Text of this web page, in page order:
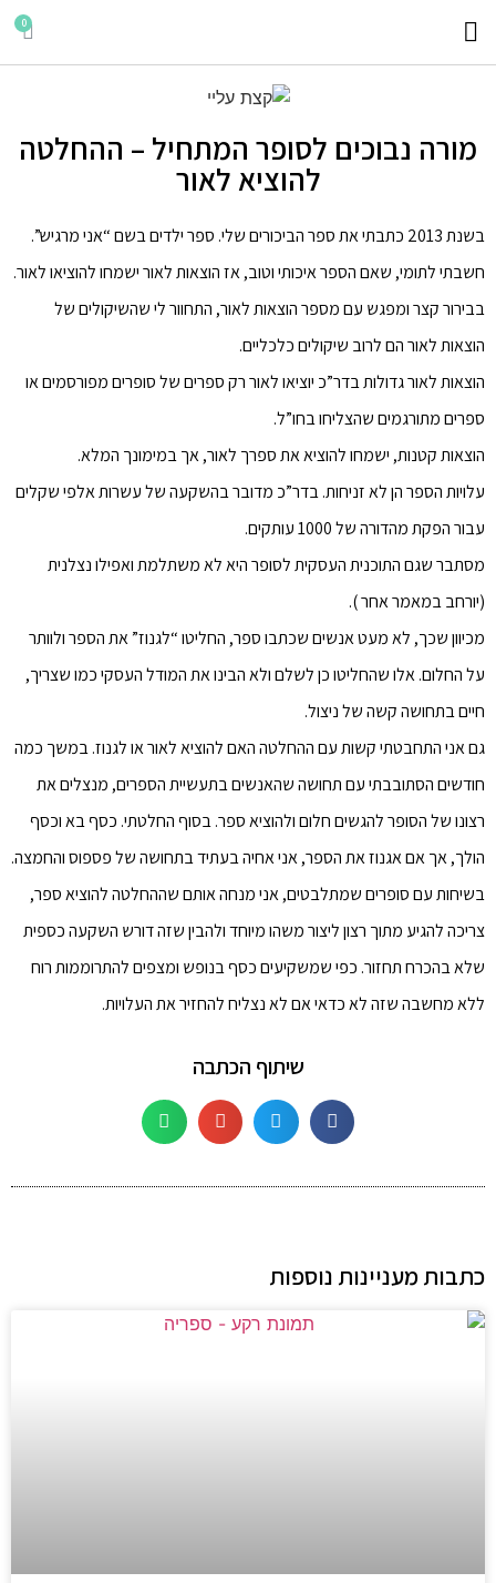
מורה נבוכים לסופר המתחיל – ההחלטה
להוציא לאור
בשנת 2013 כתבתי את ספר הביכורים שלי. ספר ילדים בשם “אני מרגיש”.
חשבתי לתומי, שאם הספר איכותי וטוב, אז הוצאות לאור ישמחו להוציאו לאור.
בבירור קצר ומפגש עם מספר הוצאות לאור, התחוור לי שהשיקולים של
הוצאות לאור הם לרוב שיקולים כלכליים.
הוצאות לאור גדולות בדר”כ יוציאו לאור רק ספרים של סופרים מפורסמים או
ספרים מתורגמים שהצליחו בחו”ל.
הוצאות קטנות, ישמחו להוציא את ספרך לאור, אך במימונך המלא.
עלויות הספר הן לא זניחות. בדר”כ מדובר בהשקעה של עשרות אלפי שקלים
עבור הפקת מהדורה של 1000 עותקים.
מסתבר שגם התוכנית העסקית לסופר היא לא משתלמת ואפילו נצלנית
(יורחב במאמר אחר ).
מכיוון שכך, לא מעט אנשים שכתבו ספר, החליטו “לגנוז” את הספר ולוותר
על החלום. אלו שהחליטו כן לשלם ולא הבינו את המודל העסקי כמו שצריך,
חיים בתחושה קשה של ניצול.
גם אני התחבטתי קשות עם ההחלטה האם להוציא לאור או לגנוז. במשך כמה
חודשים הסתובבתי עם תחושה שהאנשים בתעשיית הספרים, מנצלים את
רצונו של הסופר להגשים חלום ולהוציא ספר. בסוף החלטתי. כסף בא וכסף
הולך, אך אם אגנוז את הספר, אני אחיה בעתיד בתחושה של פספוס והחמצה.
בשיחות עם סופרים שמתלבטים, אני מנחה אותם שההחלטה להוציא ספר,
צריכה להגיע מתוך רצון ליצור משהו מיוחד ולהבין שזה דורש השקעה כספית
שלא בהכרח תחזור. כפי שמשקיעים כסף בנופש ומצפים להתרוממות רוח
ללא מחשבה שזה לא כדאי אם לא נצליח להחזיר את העלויות.
שיתוף הכתבה
כתבות מעניינות נוספות